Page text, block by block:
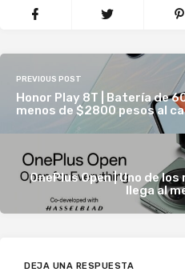
PREVIOUS POST
Honor Play 8T | Batería de
menos de $2800 pesos al
OnePlus Open | Uno de
llega al
DEJA UNA RESPUESTA